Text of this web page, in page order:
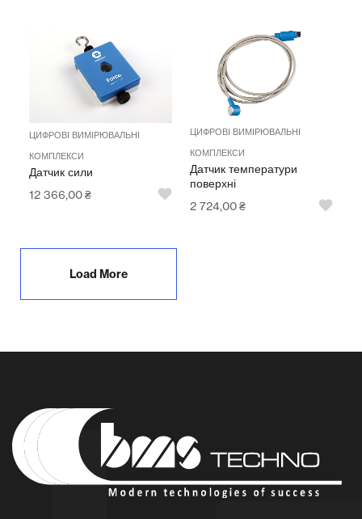
ЦИФРОВІ ВИМІРЮВАЛЬНІ
КОМПЛЕКСИ
Датчик сили
12 366,00₴
ЦИФРОВІ ВИМІРЮВАЛЬНІ
КОМПЛЕКСИ
Датчик температури
поверхні
2 724,00₴
Load More